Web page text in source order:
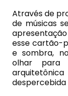
Através de
de músicas
apresentação
esse cartão-
e sombra,
olhar para
despercebida